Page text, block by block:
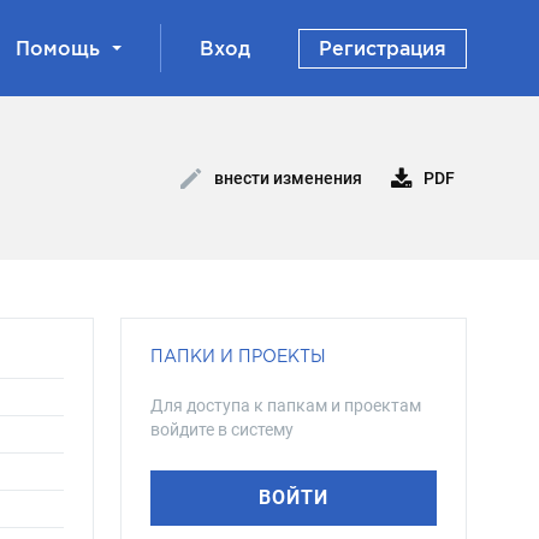
Помощь Вход Регистрация
внести изменения PDF
ПАПКИ И ПРОЕКТЫ
Для доступа к папкам и проектам
войдите в систему
ВОЙТИ